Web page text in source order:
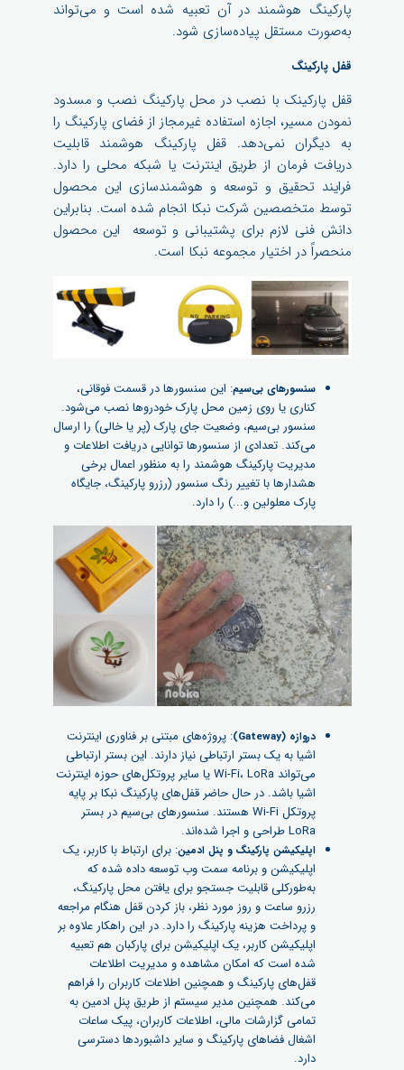
پارکینگ هوشمند در آن تعبیه شده است و می‌تواند
به‌صورت مستقل پیاده‌سازی شود.
قفل پارکینگ
قفل پارکینک با نصب در محل پارکینگ نصب و مسدود
نمودن مسیر، اجازه استفاده غیرمجاز از فضای پارکینگ را
به دیگران نمی‌دهد. قفل پارکینگ هوشمند قابلیت
دریافت فرمان از طریق اینترنت یا شبکه محلی را دارد.
فرایند تحقیق و توسعه و هوشمندسازی این محصول
توسط متخصصین شرکت نبکا انجام شده است. بنابراین
دانش فنی لازم برای پشتیبانی و توسعه این محصول
منحصراً در اختیار مجموعه نبکا است.
سنسورهای بی‌سیم: این سنسورها در قسمت فوقانی،
کناری یا روی زمین محل پارک خودروها نصب می‌شود.
سنسور بی‌سیم، وضعیت جای پارک (پر یا خالی) را ارسال
می‌کند. تعدادی از سنسورها توانایی دریافت اطلاعات و
مدیریت پارکینگ هوشمند را به منظور اعمال برخی
هشدارها با تغییر رنگ سنسور (رزرو پارکینگ، جایگاه
پارک معلولین و...) را دارد.
دروازه (Gateway)
: پروژه‌های مبتنی بر فناوری اینترنت
اشیا به یک بستر ارتباطی نیاز دارند. این بستر ارتباطی
می‌تواند Wi-Fi، LoRa یا سایر پروتکل‌های حوزه اینترنت
اشیا باشد. در حال حاضر قفل‌های پارکینگ نبکا بر پایه
پروتکل Wi-Fi هستند. سنسورهای بی‌سیم در بستر
LoRa طراحی و اجرا شده‌اند.
اپلیکیشن پارکینگ و پنل ادمین: برای ارتباط با کاربر، یک
اپلیکیشن و برنامه سمت وب توسعه داده شده که
به‌طورکلی قابلیت جستجو برای یافتن محل پارکینگ،
رزرو ساعت و روز مورد نظر، باز کردن قفل هنگام مراجعه
و پرداخت هزینه پارکینگ را دارد. در این راهکار علاوه بر
اپلیکیشن کاربر، یک اپلیکیشن برای پارکبان هم تعبیه
شده است که امکان مشاهده و مدیریت اطلاعات
قفل‌های پارکینگ و همچنین اطلاعات کاربران را فراهم
می‌کند. همچنین مدیر سیستم از طریق پنل ادمین به
تمامی گزارشات مالی، اطلاعات کاربران، پیک ساعات
اشغال فضاهای پارکینگ و سایر داشبوردها دسترسی
دارد.